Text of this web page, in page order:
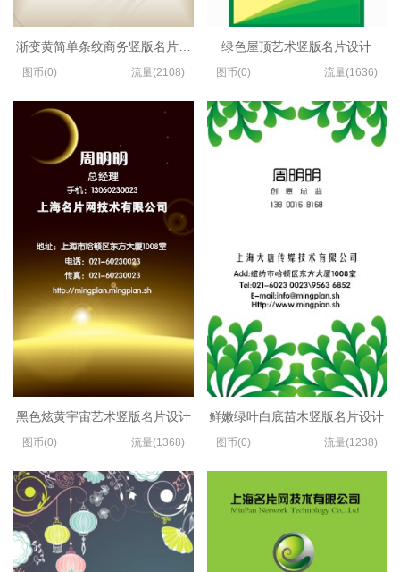
渐变黄简单条纹商务竖版名片制作
图币(0) 流量(2108)
黑色炫黄宇宙艺术竖版名片设计
图币(0) 流量(1368)
绿色屋顶艺术竖版名片设计
图币(0) 流量(1636)
鲜嫩绿叶白底苗木竖版名片设计
图币(0) 流量(1238)